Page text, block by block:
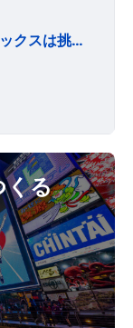
企業の社会的責任を果たすため、 ナックスは挑戦を続けます。 ナックスは、創業以来、冷凍食品の普及に努力してきました。 現在では主食として消費されるようになった冷凍食品を始めとした低温食品を社会にお届けすることは、消費者の皆様に対して重い責任を持っていることを意味します。 社内のコンプライアンス体制を確立し、万全の品質管理体制を確立することは勿論のこと、環境に配慮した公正な事業活動を通して、社会的責任を果たすことがナックスの目指すべき姿といえます。 企業理念「食品流通のパイオニア企業として、食の安全・健康をベースにした豊かな食生活に貢献する」を基本に、社会に貢献し認められる企業へとなることが目標です。
くる